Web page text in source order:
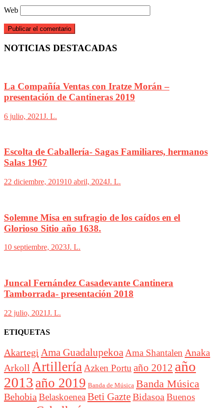
Web
NOTICIAS DESTACADAS
La Compañía Ventas con Iratze Morán –
presentación de Cantineras 2019
6 julio, 2021J. L.
Escolta de Caballería- Sagas Familiares, hermanos
Salas 1967
22 diciembre, 201910 abril, 2024J. L.
Solemne Misa en sufragio de los caídos en el
Glorioso Sitio año 1638.
10 septiembre, 2023J. L.
Juncal Fernández Casadevante Cantinera
Tamborrada- presentación 2018
22 julio, 2021J. L.
ETIQUETAS
Akartegi Ama GuadalupekoaAma Shantalen Anaka
Arkoll ArtilleríaAzken Portu año 2012 año
2013 año 2019 Banda de Música Banda Música
BehobiaBelaskoeneaBeti GazteBidasoaBuenos